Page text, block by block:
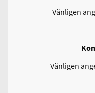
Vänligen
Vänligen